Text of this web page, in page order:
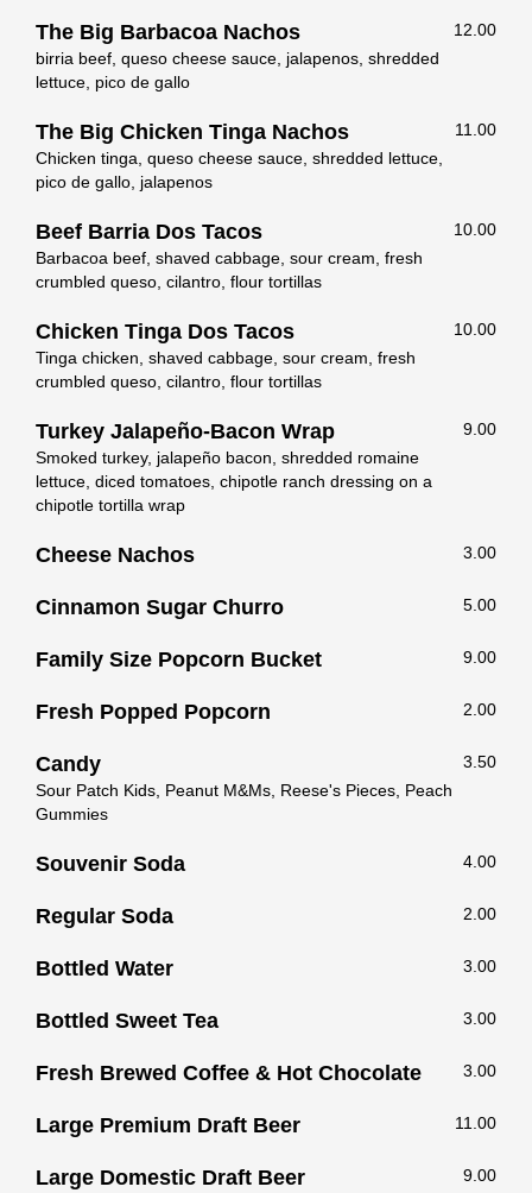
The Big Barbacoa Nachos
birria beef, queso cheese sauce, jalapenos, shredded
lettuce, pico de gallo
12.00
The Big Chicken Tinga Nachos
Chicken tinga, queso cheese sauce, shredded lettuce,
pico de gallo, jalapenos
11.00
Beef Barria Dos Tacos
Barbacoa beef, shaved cabbage, sour cream, fresh
crumbled queso, cilantro, flour tortillas
10.00
Chicken Tinga Dos Tacos
Tinga chicken, shaved cabbage, sour cream, fresh
crumbled queso, cilantro, flour tortillas
10.00
Turkey Jalapeño-Bacon Wrap
Smoked turkey, jalapeño bacon, shredded romaine
lettuce, diced tomatoes, chipotle ranch dressing on a
chipotle tortilla wrap
9.00
Cheese Nachos 3.00
Cinnamon Sugar Churro 5.00
Family Size Popcorn Bucket 9.00
Fresh Popped Popcorn 2.00
Candy
Sour Patch Kids, Peanut M&Ms, Reese's Pieces, Peach
Gummies
3.50
Souvenir Soda 4.00
Regular Soda 2.00
Bottled Water 3.00
Bottled Sweet Tea 3.00
Fresh Brewed Coffee & Hot Chocolate 3.00
Large Premium Draft Beer 11.00
Large Domestic Draft Beer 9.00